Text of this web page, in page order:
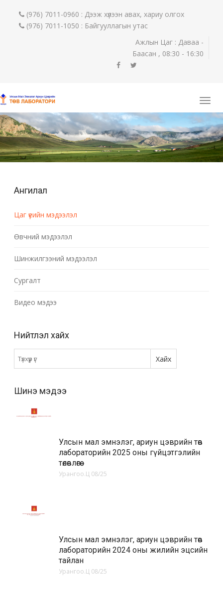
(976) 7011-0960 : Дээж хүлээн авах, хариу олгох
(976) 7011-1050 : Байгууллагын утас
Ажлын Цаг : Даваа -
Баасан , 08:30 - 16:30
Ангилал
Цаг үеийн мэдээлэл
Өвчний мэдээлэл
Шинжилгээний мэдээлэл
Сургалт
Видео мэдээ
Нийтлэл хайх
Шинэ мэдээ
Улсын мал эмнэлэг, ариун цэврийн төв
лабораторийн 2025 оны гүйцэтгэлийн
төлөвлөгөө
Урангоо.Ц 08/25
Улсын мал эмнэлэг, ариун цэврийн төв
лабораторийн 2024 оны жилийн эцсийн
тайлан
Урангоо.Ц 08/25